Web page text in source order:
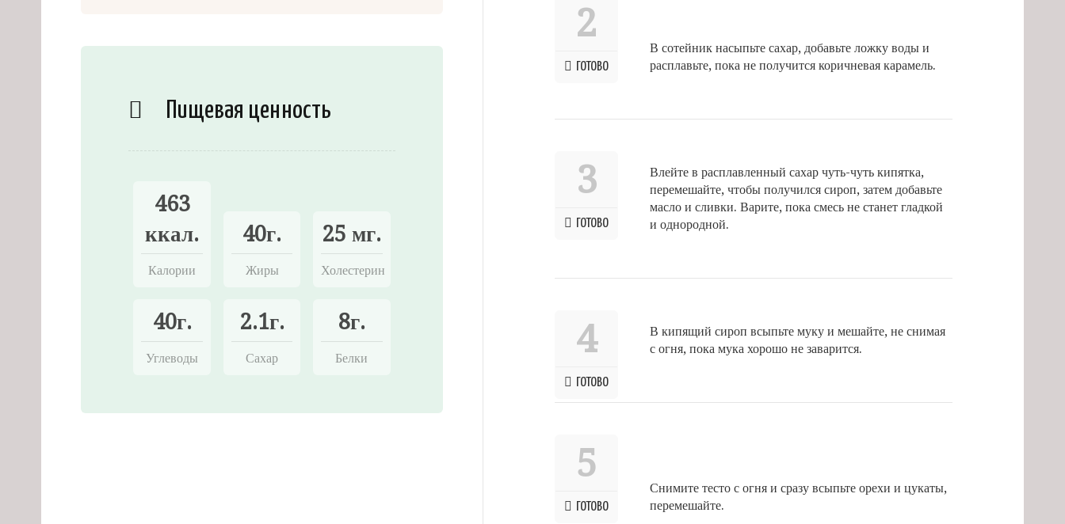
Пищевая ценность
463
ккал.
Калории
40г.
Жиры
25 мг.
Холестерин
40г.
Углеводы
2.1г.
Сахар
8г.
Белки
2
ГОТОВО
В сотейник насыпьте сахар, добавьте ложку воды и
расплавьте, пока не получится коричневая карамель.
3
ГОТОВО
Влейте в расплавленный сахар чуть-чуть кипятка,
перемешайте, чтобы получился сироп, затем добавьте
масло и сливки. Варите, пока смесь не станет гладкой
и однородной.
4
ГОТОВО
В кипящий сироп всыпьте муку и мешайте, не снимая
с огня, пока мука хорошо не заварится.
5
ГОТОВО
Снимите тесто с огня и сразу всыпьте орехи и цукаты,
перемешайте.